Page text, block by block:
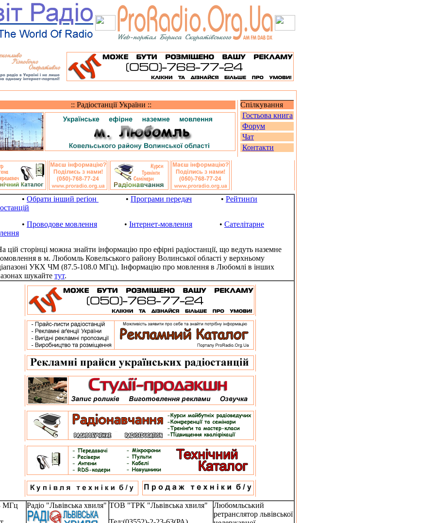
Спілкування
Гостьова книга
Форум
Чат
Контакти
:: Радіостанції України ::
Обрати інший реґіон • Програми передач • Рейтинґи
Проводове мовлення • Інтернет-мовлення • Сателітарне
сторінці можна знайти інформацію про ефірні радіостанції, що ведуть наземне
в м. Любомль Ковельського району Волинської області у верхньому
УКХ ЧМ (87.5-108.0 МГц). Інформацію про мовлення в Любомлі в інших
шукайте тут.
МГц
Радіо "Львівська хвиля" ТОВ "ТРК "Львівська хвиля"
Любомльський
ретранслятор львівської